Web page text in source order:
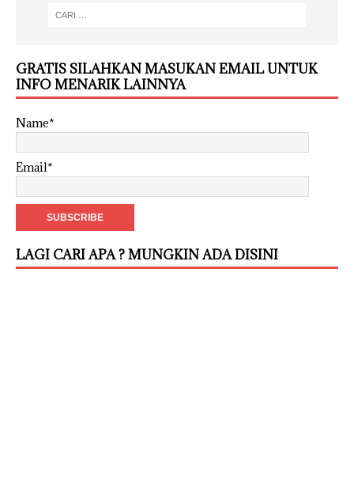
GRATIS SILAHKAN MASUKAN EMAIL UNTUK
INFO MENARIK LAINNYA
Name*
Email*
LAGI CARI APA ? MUNGKIN ADA DISINI